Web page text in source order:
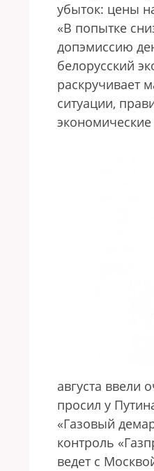
убыток: цены
«В попытке
допэмиссию
белорусский
раскручивает
ситуации,
августа ввели
просил у
«Газовый
контроль
ведет с